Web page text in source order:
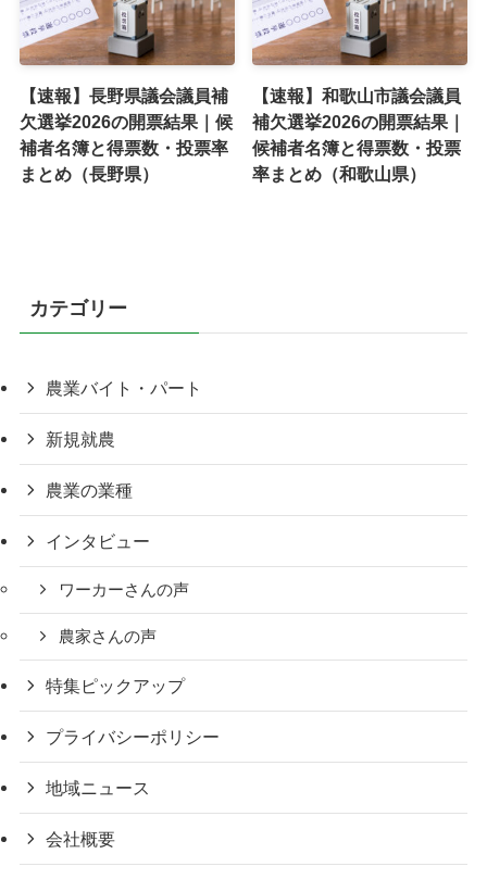
【速報】長野県議会議員補
欠選挙2026の開票結果｜候
補者名簿と得票数・投票率
まとめ（長野県）
【速報】和歌山市議会議員
補欠選挙2026の開票結果｜
候補者名簿と得票数・投票
率まとめ（和歌山県）
カテゴリー
農業バイト・パート
新規就農
農業の業種
インタビュー
ワーカーさんの声
農家さんの声
特集ピックアップ
プライバシーポリシー
地域ニュース
会社概要